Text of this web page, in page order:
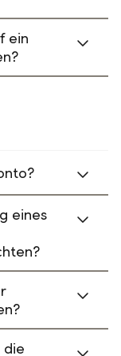
ein
eines
die